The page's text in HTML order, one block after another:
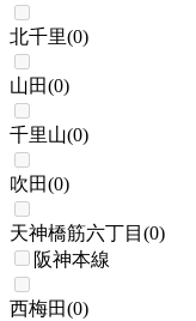
北千里(0)
山田(0)
千里山(0)
吹田(0)
天神橋筋六丁目 (0)
阪神本線
西梅田(0)